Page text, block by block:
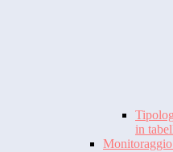
in